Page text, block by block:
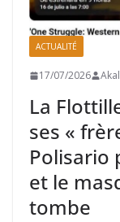
ACTUALITÉ
17/07/2026
La
ses «
Polisario
et le
tombe